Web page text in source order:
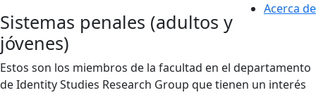
Acerca de
Sistemas penales (adultos y
jóvenes)
Estos son los miembros de la facultad en el departamento
de Identity Studies Research Group que tienen un interés